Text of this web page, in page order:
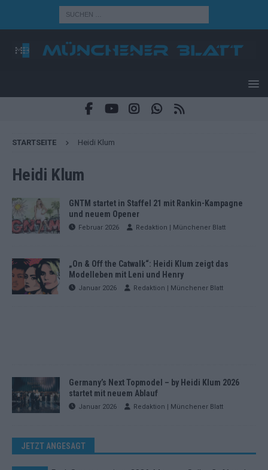
STARTSEITE Heidi Klum
Heidi Klum
GNTM startet in Staffel 21 mit Rankin-Kampagne
und neuem Opener
Februar 2026 Redaktion | Münchener Blatt
„On & Off the Catwalk“: Heidi Klum zeigt das
Modelleben mit Leni und Henry
Januar 2026 Redaktion | Münchener Blatt
Germany’s Next Topmodel – by Heidi Klum 2026
startet mit neuem Ablauf
Januar 2026 Redaktion | Münchener Blatt
JETZT ANGESAGT